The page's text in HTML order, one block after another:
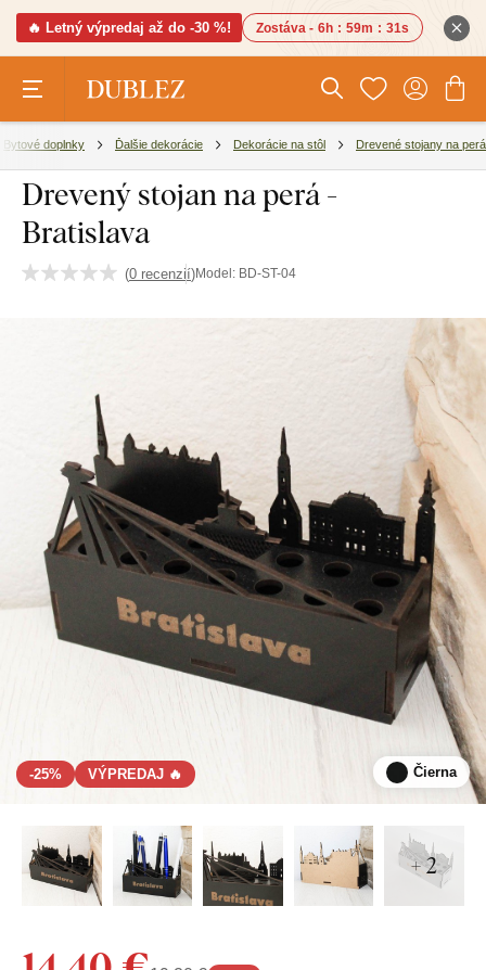
🔥 Letný výpredaj až do -30 %! Zostáva - 6h : 59m : 30s
Bytové doplnky Ďalšie dekorácie Dekorácie na stôl Drevené stojany na perá
Drevený stojan na perá -
Bratislava
(0 recenzií)Model: BD-ST-04
-25% VÝPREDAJ 🔥 Čierna
+ 2